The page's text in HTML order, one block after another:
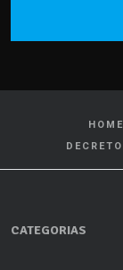
HOME
CATEGORIAS